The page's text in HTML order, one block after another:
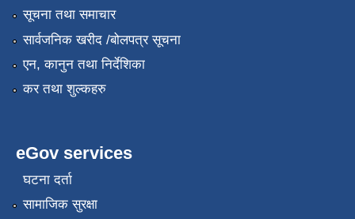
सूचना तथा समाचार
सार्वजनिक खरीद /बोलपत्र सूचना
एन, कानुन तथा निर्देशिका
कर तथा शुल्कहरु
eGov services
घटना दर्ता
सामाजिक सुरक्षा